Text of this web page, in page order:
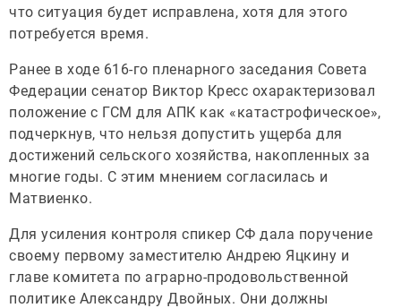
что ситуация будет исправлена, хотя для этого
потребуется время.
Ранее в ходе 616-го пленарного заседания Совета
Федерации сенатор Виктор Кресс охарактеризовал
положение с ГСМ для АПК как «катастрофическое»,
подчеркнув, что нельзя допустить ущерба для
достижений сельского хозяйства, накопленных за
многие годы. С этим мнением согласилась и
Матвиенко.
Для усиления контроля спикер СФ дала поручение
своему первому заместителю Андрею Яцкину и
главе комитета по аграрно-продовольственной
политике Александру Двойных. Они должны